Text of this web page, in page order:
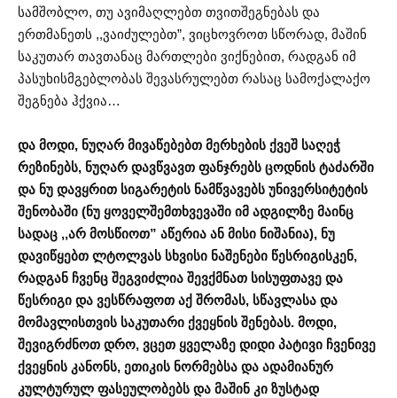
სამშობლო, თუ ავიმაღლებთ თვითშეგნებას და
ერთმანეთს ,,ვაიძულებთ”, ვიცხოვროთ სწორად, მაშინ
საკუთარ თავთანაც მართლები ვიქნებით, რადგან იმ
პასუხისმგებლობას შევასრულებთ რასაც სამოქალაქო
შეგნება ჰქვია…
და მოდი, ნუღარ მივაწებებთ მერხების ქვეშ საღეჭ
რეზინებს, ნუღარ დავწვავთ ფანჯრებს ცოდნის ტაძარში
და ნუ დავყრით სიგარეტის ნამწვავებს უნივერსიტეტის
შენობაში (ნუ ყოველშემთხვევაში იმ ადგილზე მაინც
სადაც ,,არ მოსწიოთ” აწერია ან მისი ნიშანია), ნუ
დავიწყებთ ლტოლვას სხვისი ნაშენები წესრიგისკენ,
რადგან ჩვენც შეგვიძლია შევქმნათ სისუფთავე და
წესრიგი და ვესწრაფოთ აქ შრომას, სწავლასა და
მომავლისთვის საკუთარი ქვეყნის შენებას. მოდი,
შევიგრძნოთ დრო, ვცეთ ყველაზე დიდი პატივი ჩვენივე
ქვეყნის კანონს, ეთიკის ნორმებსა და ადამიანურ
კულტურულ ფასეულობებს და მაშინ კი ზუსტად